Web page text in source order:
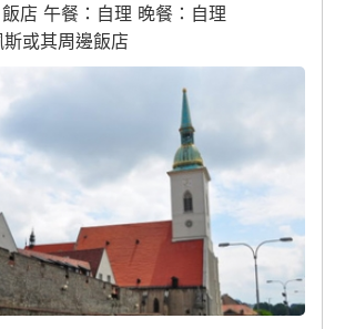
店 午餐：自理 晚餐：自理
或其周邊飯店